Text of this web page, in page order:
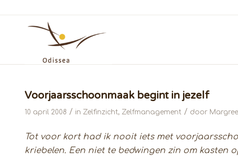
Voorjaarsschoonmaak begint in jezelf
10 april 2008 / in Zelfinzicht, Zelfmanagement / door
Tot voor kort had ik nooit iets met
kriebelen. Een niet te bedwingen zin om kasten